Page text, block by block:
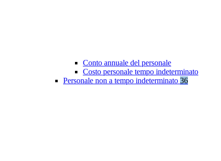
Conto annuale del personale
Costo personale tempo indeterminato
Personale non a tempo indeterminato 36